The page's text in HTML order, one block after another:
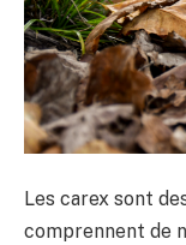
Les carex sont
comprennent de